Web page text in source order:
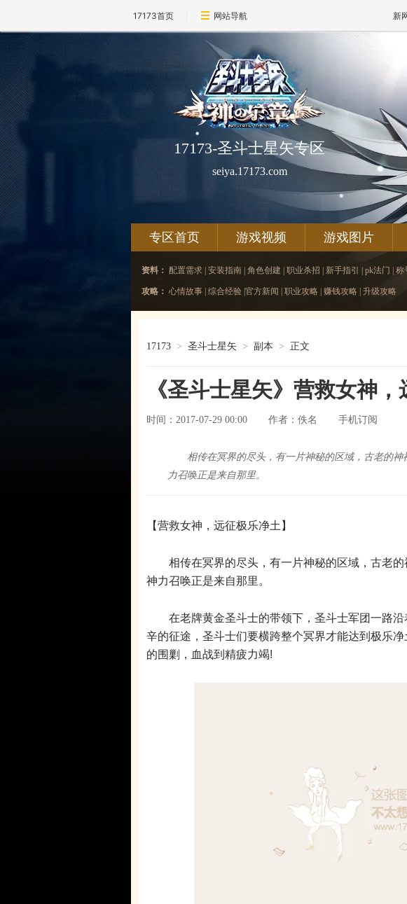
17173首页 网站导航 新
17173-圣斗士星矢专区
seiya.17173.com
专区首页 游戏视频 游戏图片
资料： 配置需求 安装指南 角色创建 职业杀招 新手指引 pk法门 称
攻略： 心情故事 综合经验 官方新闻 职业攻略 赚钱攻略 升级攻略
17173 > 圣斗士星矢 > 副本 > 正文
《圣斗士星矢》营救女神
时间：2017-07-29 00:00 作者： 佚名 手机订阅
相传在冥界的尽头，有一片神秘的区域，古老的
力召唤正是来自那里。
【营救女神，远征极乐净土】
相传在冥界的尽头，有一片神秘的区域，古老的
神力召唤正是来自那里。
在老牌黄金圣斗士的带领下，圣斗士军团一路沿
辛的征途，圣斗士们要横跨整个冥界才能达到极乐
的围剿，血战到精疲力竭!